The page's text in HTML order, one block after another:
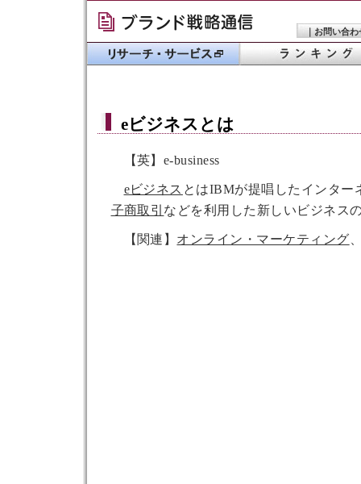
｜ お問い合わ
eビジネス とは
【英】e-business
eビジネス とはIBMが提唱したインター
子商取引 などを利用した新しいビジネス
【関連】 オンライン・マーケティング